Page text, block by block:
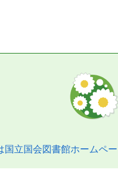
国立国会図書館ホームペ